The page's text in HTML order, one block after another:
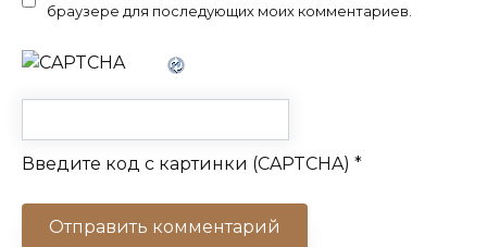
браузере для последующих моих комментариев.
Введите код с картинки (CAPTCHA) *